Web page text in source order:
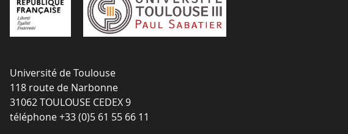
Université de Toulouse
118 route de Narbonne
31062 TOULOUSE CEDEX 9
téléphone +33 (0)5 61 55 66 11